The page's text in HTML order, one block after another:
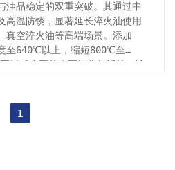
油品稳定的双重突破。其通过中
高温防锈，显著延长淬火油使用
真空淬火油等高端场景。添加
至640℃以上，缩短800℃至
时减少工件表面氧化与锈蚀。该
1